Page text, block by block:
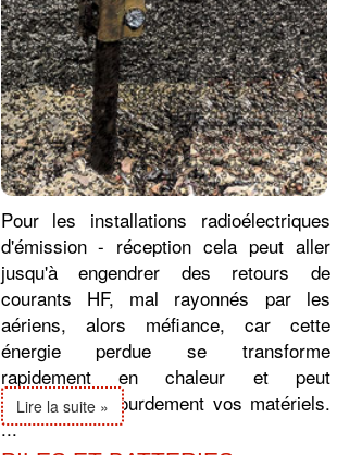
Pour les installations radioélectriques
d'émission - réception cela peut aller
jusqu'à engendrer des retours de
courants HF, mal rayonnés par les
aériens, alors méfiance, car cette
énergie perdue se transforme
rapidement en chaleur et peut
endommager lourdement vos matériels.
...
Lire la suite »